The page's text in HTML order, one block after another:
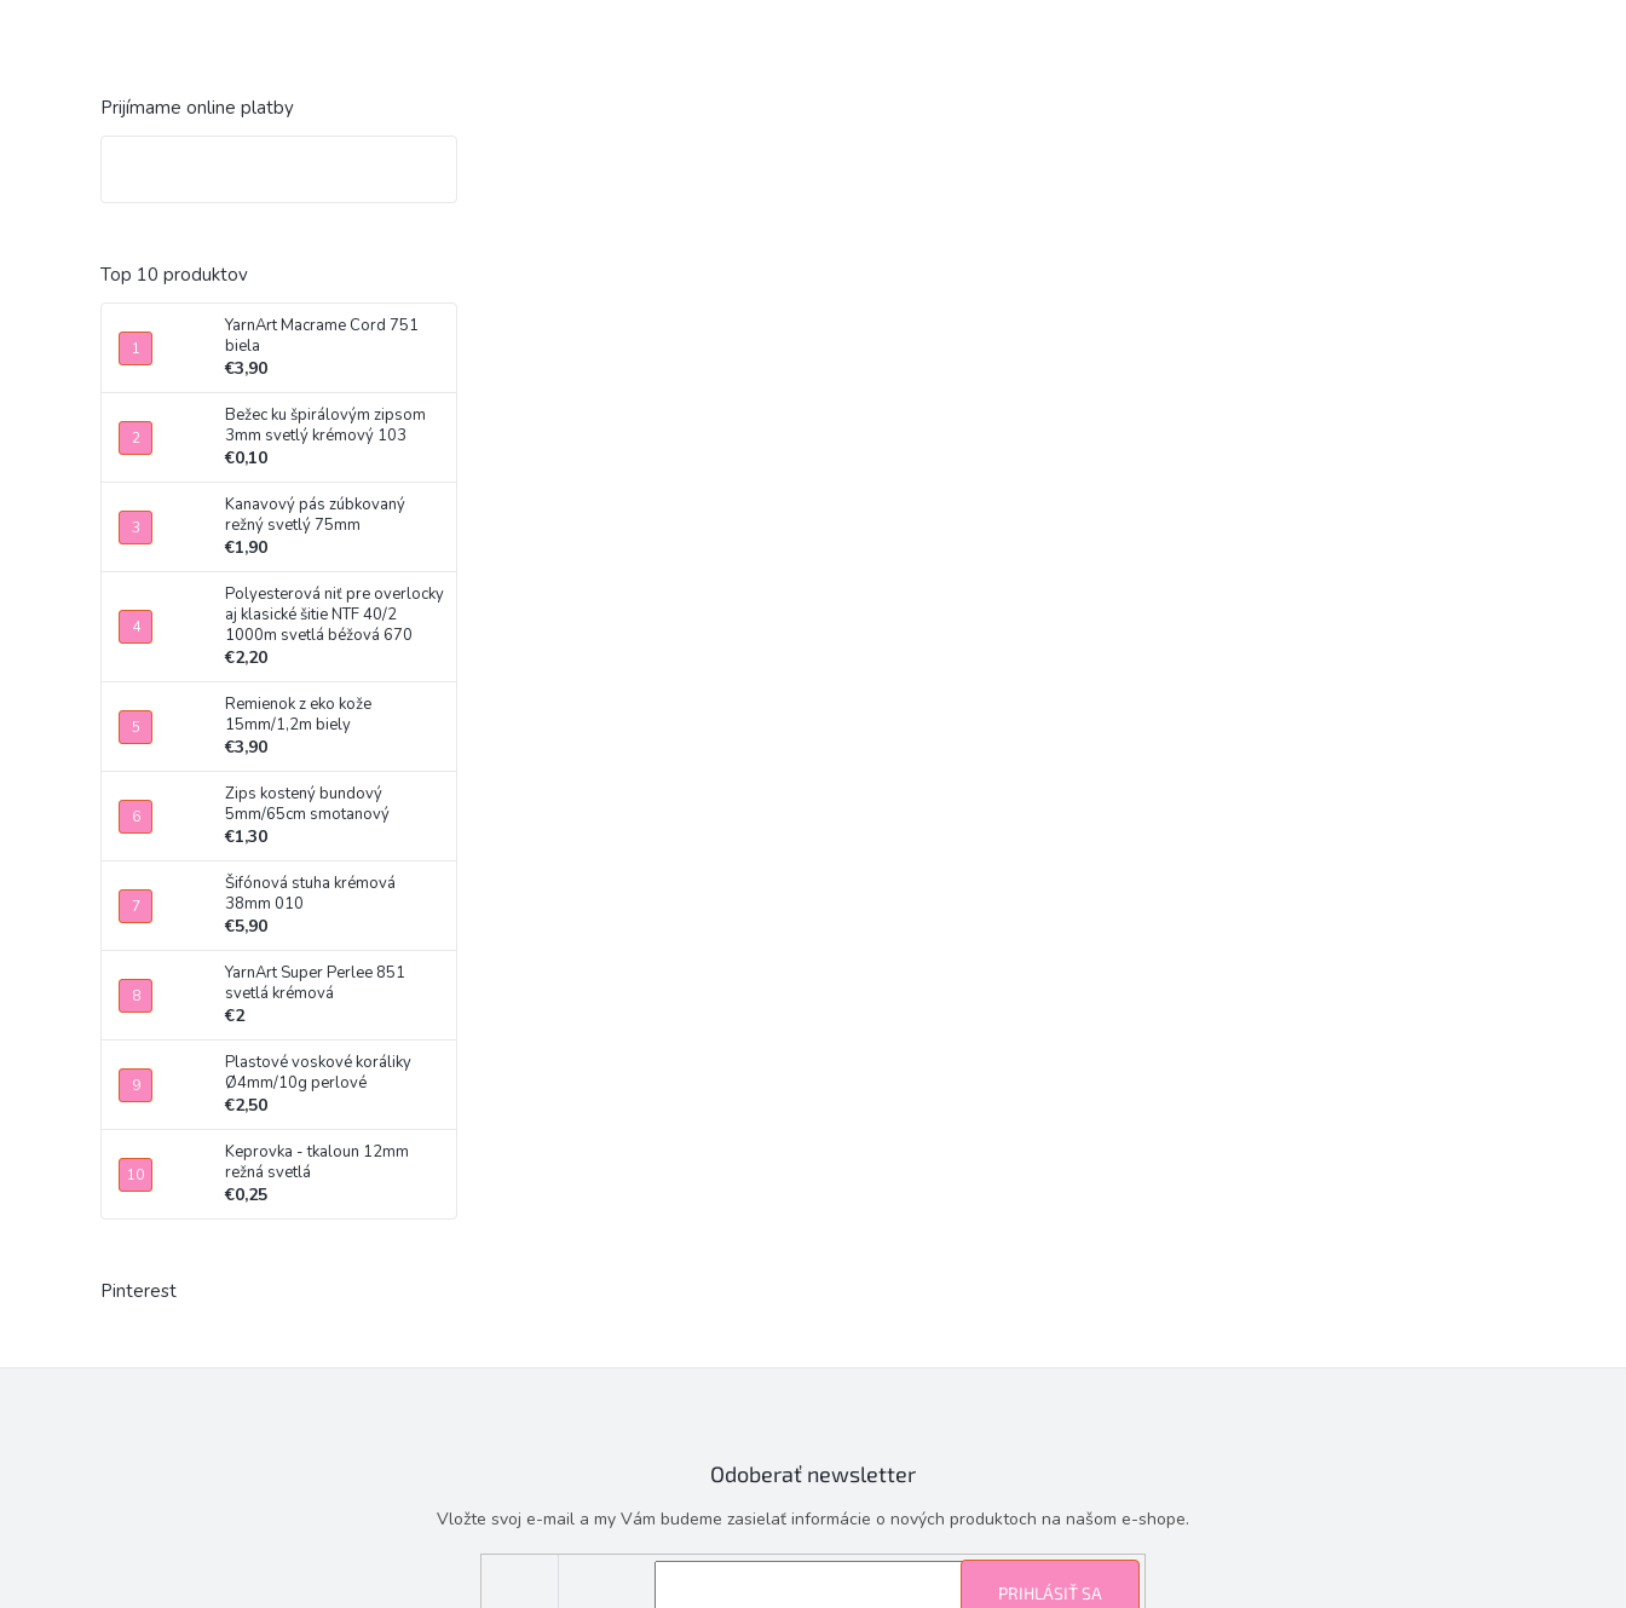
Prijímame online platby
Top 10 produktov
YarnArt Macrame Cord 751
biela
€3,90
Bežec ku špirálovým zipsom
3mm svetlý krémový 103
€0,10
Kanavový pás zúbkovaný
režný svetlý 75mm
€1,90
Polyesterová niť pre overlocky
aj klasické šitie NTF 40/2
1000m svetlá béžová 670
€2,20
Remienok z eko kože
15mm/1,2m biely
€3,90
Zips kostený bundový
5mm/65cm smotanový
€1,30
Šifónová stuha krémová
38mm 010
€5,90
YarnArt Super Perlee 851
svetlá krémová
€2
Plastové voskové koráliky
Ø4mm/10g perlové
€2,50
Keprovka - tkaloun 12mm
režná svetlá
€0,25
Pinterest
Odoberať newsletter
Vložte svoj e-mail a my Vám budeme zasielať informácie o nových produktoch na našom e-shope.
PRIHLÁSIŤ SA